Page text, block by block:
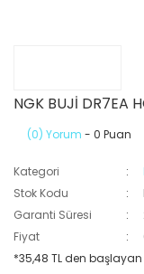
NGK BUJİ DR7EA
(0) Yorum - 0 Puan
Kategori
Stok Kodu
Garanti Süresi
Fiyat
*35,48 TL den